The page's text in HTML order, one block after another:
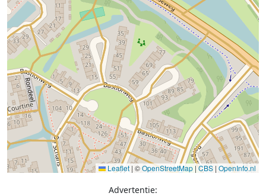
Leaflet | ©OpenStreetMap |CBS | OpenInfo.nl
Advertentie: